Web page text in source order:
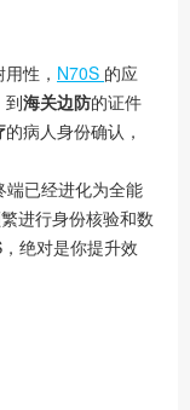
性， N70S 的应
到海关边防的证件
的病人身份确认，
端已经进化为全能
进行身份核验和数
绝对是你提升效